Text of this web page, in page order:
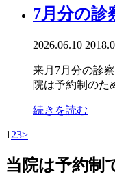
7月分の診
2026.06.10
来月7月分の診
院は予約制のた
続きを読む
1 23>
当院は予約制